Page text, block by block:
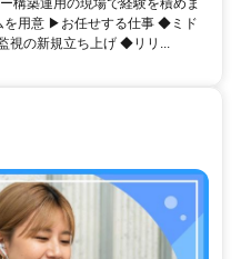
構築運用の現場で経験を積めま
を用意 ▶お任せする仕事 ◆ミド
視の新規立ち上げ ◆リリ...